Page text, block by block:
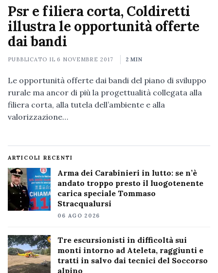
Psr e filiera corta, Coldiretti
illustra le opportunità offerte
dai bandi
PUBBLICATO IL 6 NOVEMBRE 2017 2 MIN
Le opportunità offerte dai bandi del piano di sviluppo
rurale ma ancor di più la progettualità collegata alla
filiera corta, alla tutela dell’ambiente e alla
valorizzazione…
ARTICOLI RECENTI
Arma dei Carabinieri in lutto: se n’è
andato troppo presto il luogotenente
carica speciale Tommaso
Stracqualursi
06 AGO 2026
Tre escursionisti in difficoltà sui
monti intorno ad Ateleta, raggiunti e
tratti in salvo dai tecnici del Soccorso
alpino